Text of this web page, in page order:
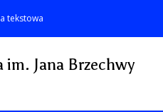
tekstowa
im. Jana Brzechwy